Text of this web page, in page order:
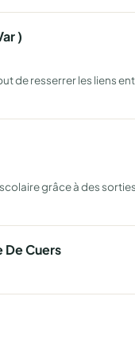
)
de resserrer les liens
grâce à des
De Cuers